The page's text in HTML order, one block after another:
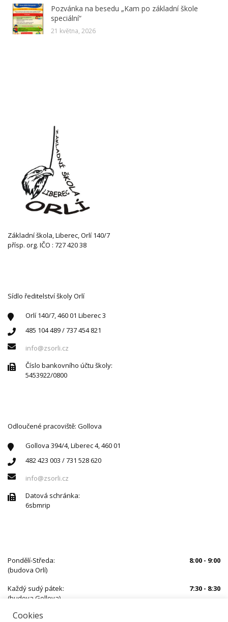
Pozvánka na besedu „Kam po základní škole
speciální“
21 května, 2026
Základní škola, Liberec, Orlí 140/7
přísp. org. IČO : 727 420 38
Sídlo ředitelství školy Orlí
Orlí 140/7, 460 01 Liberec 3
485 104 489 / 737 454 821
info@zsorli.cz
Číslo bankovního účtu školy:
5453922/0800
Odloučené pracoviště: Gollova
Gollova 394/4, Liberec 4, 460 01
482 423 003 / 731 528 620
info@zsorli.cz
Datová schránka:
6sbmrip
Pondělí-Středa:
8:00 - 9:00
(budova Orlí)
Každý sudý pátek:
7:30 - 8:30
(budova Gollova)
Mimo uvedený čas je nutné se předem objednat
Cookies